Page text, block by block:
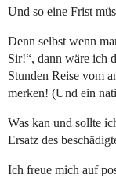
Und so eine Frist
Denn selbst wenn
Sir!“, dann wäre ich
Stunden Reise vom
merken! (Und ein
Was kan und sollte
Ersatz des
Ich freue mich auf